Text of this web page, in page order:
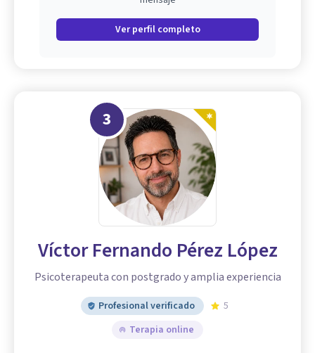
Ver perfil completo
3
Víctor Fernando Pérez López
Psicoterapeuta con postgrado y amplia experiencia
Profesional verificado
5
Terapia online